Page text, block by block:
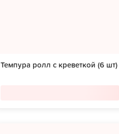
Темпура ролл с креветкой (6 шт)